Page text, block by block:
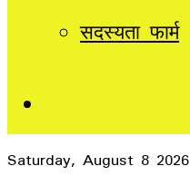
सदस्यता फार्म
Saturday, August 8 2026